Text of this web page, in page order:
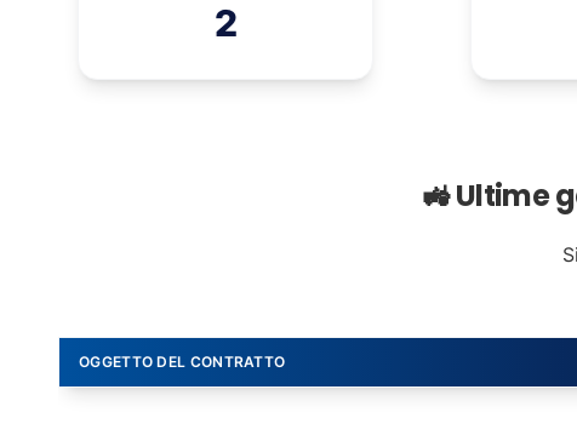
2
🚜 Ultime
OGGETTO DEL CONTRATTO